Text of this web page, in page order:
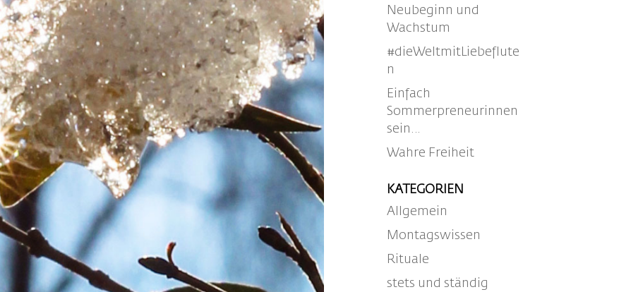
Neubeginn und
Wachstum
#dieWeltmitLiebeflute
n
Einfach
Sommerpreneurinnen
sein…
Wahre Freiheit
KATEGORIEN
Allgemein
Montagswissen
Rituale
stets und ständig